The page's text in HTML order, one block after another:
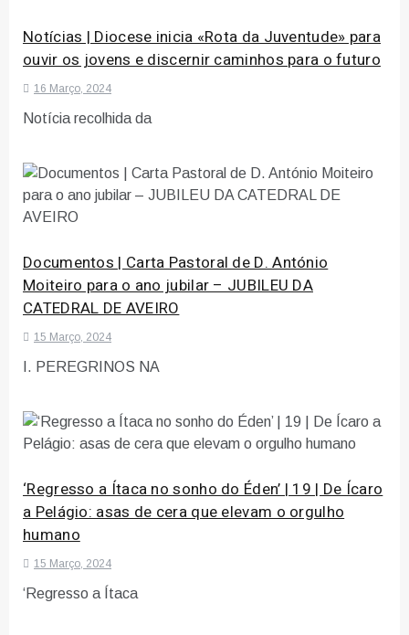
Notícias | Diocese inicia «Rota da Juventude» para
ouvir os jovens e discernir caminhos para o futuro
16 Março, 2024
Notícia recolhida da
Documentos | Carta Pastoral de D. António
Moiteiro para o ano jubilar – JUBILEU DA
CATEDRAL DE AVEIRO
15 Março, 2024
I. PEREGRINOS NA
‘Regresso a Ítaca no sonho do Éden’ | 19 | De Ícaro
a Pelágio: asas de cera que elevam o orgulho
humano
15 Março, 2024
‘Regresso a Ítaca